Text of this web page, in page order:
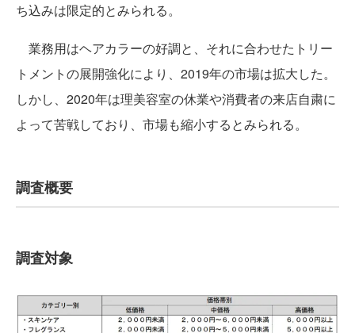
ち込みは限定的とみられる。
業務用はヘアカラーの好調と、それに合わせたトリー
トメントの展開強化により、2019年の市場は拡大した。
しかし、2020年は理美容室の休業や消費者の来店自粛に
よって苦戦しており、市場も縮小するとみられる。
調査概要
調査対象